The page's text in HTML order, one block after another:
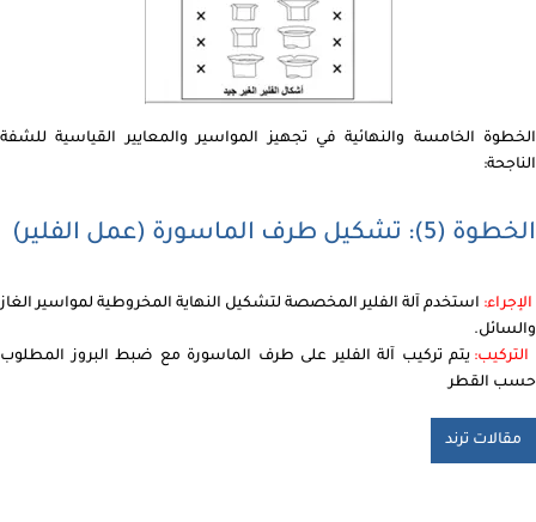
الخطوة الخامسة والنهائية في تجهيز المواسير والمعايير القياسية للشفة
الناجحة:
الخطوة (5): تشكيل طرف الماسورة (عمل الفلير)
الإجراء: استخدم آلة الفلير المخصصة لتشكيل النهاية المخروطية لمواسير الغاز
والسائل.
التركيب: يتم تركيب آلة الفلير على طرف الماسورة مع ضبط البروز المطلوب
حسب القطر
مقالات ترند